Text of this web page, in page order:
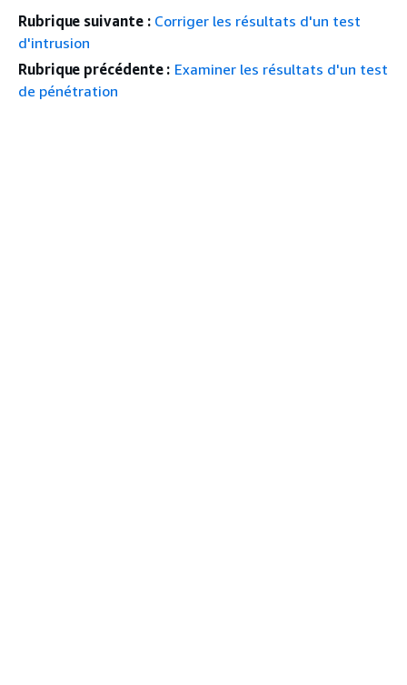
Rubrique suivante : Corriger les résultats d'un test
d'intrusion
Rubrique précédente : Examiner les résultats d'un test
de pénétration